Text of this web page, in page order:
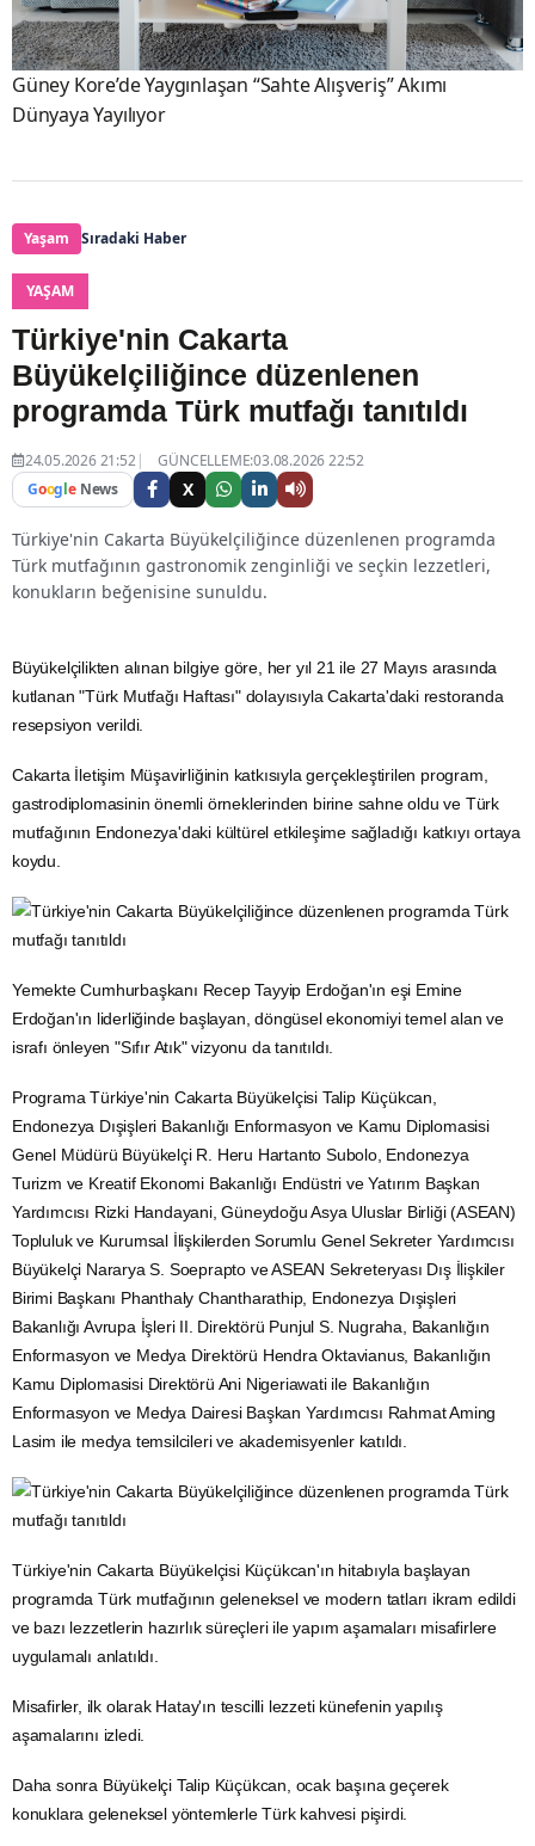
Güney Kore’de Yaygınlaşan “Sahte Alışveriş” Akımı
Dünyaya Yayılıyor
Yaşam Sıradaki Haber
YAŞAM
Türkiye'nin Cakarta
Büyükelçiliğince düzenlenen
programda Türk mutfağı tanıtıldı
24.05.2026 21:52
GÜNCELLEME:03.08.2026 22:52
Google News X
Türkiye'nin Cakarta Büyükelçiliğince düzenlenen programda
Türk mutfağının gastronomik zenginliği ve seçkin lezzetleri,
konukların beğenisine sunuldu.
Büyükelçilikten alınan bilgiye göre, her yıl 21 ile 27 Mayıs arasında
kutlanan "Türk MutfağıHaftası" dolayısıyla Cakarta'daki restoranda
resepsiyon verildi.
İletişim
Müşavirliğinin katkısıyla gerçekleştirilen program,
gastrodiplomasinin önemli örneklerinden birine sahne oldu ve
mutfağının Endonezya'daki kültürel etkileşime sağladığı katkıyı ortaya
koydu.
Yemekte Cumhurbaşkanı Recep Tayyip Erdoğan'ın eşi Emine
Erdoğan'ın liderliğinde başlayan, döngüsel ekonomiyi temel alan ve
israfı önleyen "Sıfır Atık" vizyonu da tanıtıldı.
Programa Türkiye'nin Cakarta Büyükelçisi Talip Küçükcan,
Endonezya Dışişleri BakanlığıEnformasyon ve Kamu Diplomasisi
Genel Müdürü Büyükelçi R. Heru Hartanto Subolo, Endonezya
Yardımcısı Rizki Handayani, Güneydoğu Asya Uluslar Birliği (ASEAN)
Topluluk ve Kurumsal İlişkilerden Sorumlu Genel Sekreter Yardımcısı
Birimi Başkanı Phanthaly Chantharathip, Endonezya Dışişleri
Bakanlığı Avrupa İşleri II. Direktörü Punjul S. Nugraha, Bakanlığın
Direktörü Hendra Oktavianus, Bakanlığın
Kamu Diplomasisi Direktörü Ani Nigeriawati ile Bakanlığın
Enformasyon ve Medya Dairesi Başkan Yardımcısı Rahmat Aming
Lasim ile medya temsilcileri ve akademisyenler katıldı.